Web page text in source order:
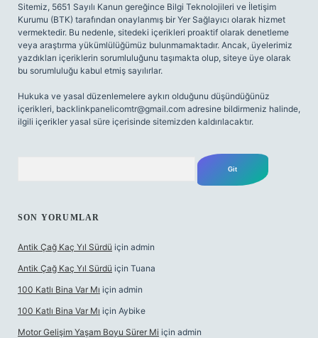
Sitemiz, 5651 Sayılı Kanun gereğince Bilgi Teknolojileri ve İletişim
Kurumu (BTK) tarafından onaylanmış bir Yer Sağlayıcı olarak hizmet
vermektedir. Bu nedenle, sitedeki içerikleri proaktif olarak denetleme
veya araştırma yükümlülüğümüz bulunmamaktadır. Ancak, üyelerimiz
yazdıkları içeriklerin sorumluluğunu taşımakta olup, siteye üye olarak
bu sorumluluğu kabul etmiş sayılırlar.
Hukuka ve yasal düzenlemelere aykırı olduğunu düşündüğünüz
içerikleri, backlinkpanelicomtr@gmail.com adresine bildirmeniz halinde,
ilgili içerikler yasal süre içerisinde sitemizden kaldırılacaktır.
SON YORUMLAR
Antik Çağ Kaç Yıl Sürdü için admin
Antik Çağ Kaç Yıl Sürdü için Tuana
100 Katlı Bina Var Mı için admin
100 Katlı Bina Var Mı için Aybike
Motor Gelişim Yaşam Boyu Sürer Mi için admin